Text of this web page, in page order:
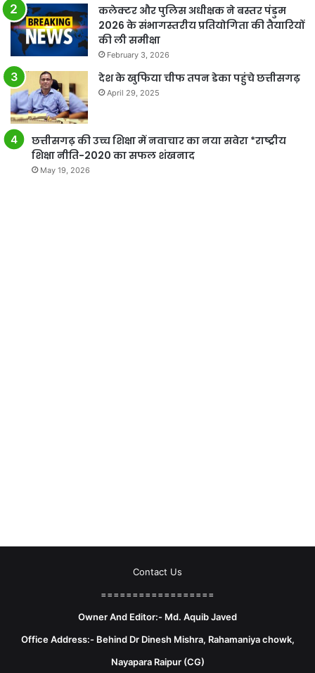
कलेक्टर और पुलिस अधीक्षक ने बस्तर पंडुम
2026 के संभागस्तरीय प्रतियोगिता की तैयारियों
की ली समीक्षा
February 3, 2026
देश के खुफिया चीफ तपन डेका पहुंचे छत्तीसगढ़
April 29, 2025
छत्तीसगढ़ की उच्च शिक्षा में नवाचार का नया सवेरा *राष्ट्रीय
शिक्षा नीति-2020 का सफल शंखनाद
May 19, 2026
Contact Us
==================
Owner And Editor:- Md. Aquib Javed
Office Address:- Behind Dr Dinesh Mishra, Rahamaniya chowk,
Nayapara Raipur (CG)